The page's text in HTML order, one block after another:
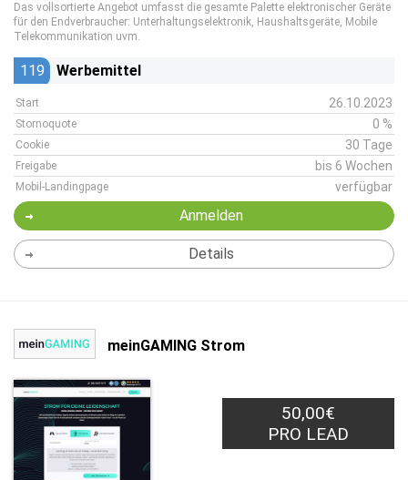
Das vollsortierte Angebot umfasst die gesamte Palette elektronischer Geräte
für den Endverbraucher: Unterhaltungselektronik, Haushaltsgeräte, Mobile
Telekommunikation uvm.
119 Werbemittel
Start 26.10.2023
Stornoquote 0 %
Cookie 30 Tage
Freigabe bis 6 Wochen
Mobil-Landingpage verfügbar
Anmelden
Details
meinGAMING Strom
50,00€
PRO LEAD